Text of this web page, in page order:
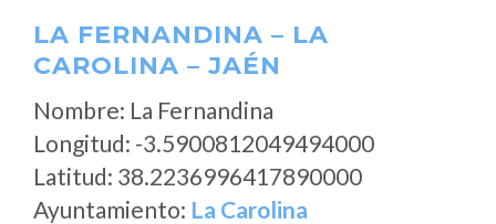
LA FERNANDINA – LA
CAROLINA – JAÉN
Nombre: La Fernandina
Longitud: -3.5900812049494000
Latitud: 38.2236996417890000
Ayuntamiento: La Carolina